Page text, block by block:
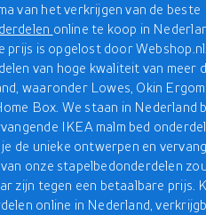
van het verkrijgen van de beste
online te koop in
prijs is opgelost door
van hoge kwaliteit van meer
waaronder Lowes, Okin
Box. We staan in Nederland
IKEA malm bed
je de unieke ontwerpen en
onze stapelbedonderdelen
zijn tegen een betaalbare prijs.
online in Nederland,